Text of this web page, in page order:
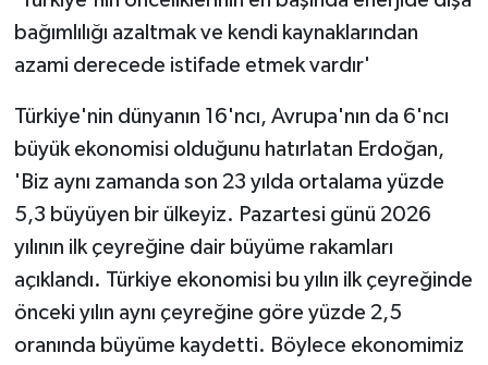
bağımlılığı azaltmak ve kendi kaynaklarından
azami derecede istifade etmek vardır'
Türkiye'nin dünyanın 16'ncı, Avrupa'nın da 6'ncı
büyük ekonomisi olduğunu hatırlatan Erdoğan,
'Biz aynı zamanda son 23 yılda ortalama yüzde
5,3 büyüyen bir ülkeyiz. Pazartesi günü 2026
yılının ilk çeyreğine dair büyüme rakamları
açıklandı. Türkiye ekonomisi bu yılın ilk çeyreğinde
önceki yılın aynı çeyreğine göre yüzde 2,5
oranında büyüme kaydetti. Böylece ekonomimiz